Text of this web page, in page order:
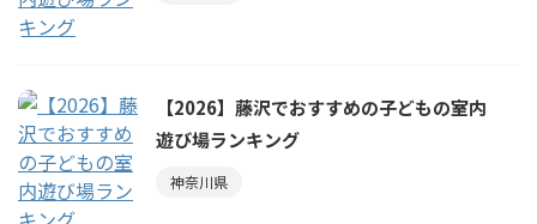
【2026】藤沢でおすすめの子どもの室内
遊び場ランキング
神奈川県